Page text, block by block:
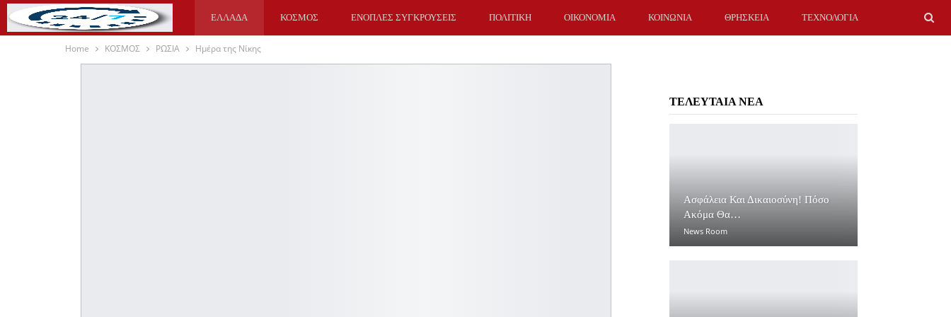
ΕΛΛΑΔΑ ΚΟΣΜΟΣ ΕΝΟΠΛΕΣ ΣΥΓΚΡΟΥΣΕΙΣ ΠΟΛΙΤΙΚΗ ΟΙΚΟΝΟΜΙΑ ΚΟΙΝΩΝΙΑ ΘΡΗΣΚΕΙΑ ΤΕΧΝΟΛΟΓΙΑ
ΥΓΕΙΑ
Home ΚΟΣΜΟΣ ΡΩΣΙΑ Ημέρα της Νίκης
ΤΕΛΕΥΤΑΙΑ ΝΕΑ
Ασφάλεια Και Δικαιοσύνη! Πόσο
Ακόμα Θα…
News Room